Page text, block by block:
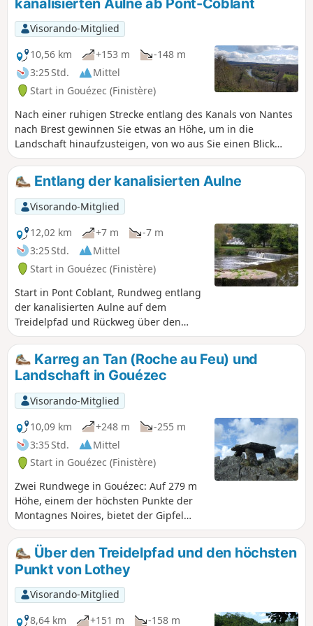
kanalisierten Aulne ab Pont-Coblant
Visorando-Mitglied
10,56 km
+153 m
-148 m
3:25 Std.
Mittel
Start in Gouézec (Finistère)
Nach einer ruhigen Strecke entlang des Kanals von Nantes
nach Brest gewinnen Sie etwas an Höhe, um in die
Landschaft hinaufzusteigen, von wo aus Sie einen Blick
hinunter auf die Aulne, die Montagnes Noires und die
Monts d'Arrée haben.Sie erreichen Ihren Ausgangspunkt
wieder, nachdem Sie über kleine Landstraßen und
Hohlwege gewandert sind. Pont-Coblant liegt etwa 5 km von
Pleyben entfernt an der D785 in Richtung Briec.
Entlang der kanalisierten Aulne
Visorando-Mitglied
12,02 km
+7 m
-7 m
3:25 Std.
Mittel
Start in Gouézec (Finistère)
Start in Pont Coblant, Rundweg entlang
der kanalisierten Aulne auf dem
Treidelpfad und Rückweg über den
Gegen-Treidelpfad. Beste Zeit: ab
Frühlingsanfang.
Karreg an Tan (Roche au Feu) und
Landschaft in Gouézec
Visorando-Mitglied
10,09 km
+248 m
-255 m
3:35 Std.
Mittel
Start in Gouézec (Finistère)
Zwei Rundwege in Gouézec: Auf 279 m
Höhe, einem der höchsten Punkte der
Montagnes Noires, bietet der Gipfel
Karreg an Tan einen wunderschönen
360°-Panoramablick auf das Tal der
Aulne, die Monts d'Arrée und die Bucht
von Douarnenez.Sein Name leitet sich
davon ab, dass während der
normannischen Invasionen im 9.
Jahrhundert ein Wächter dort ein Feuer
Über den Treidelpfad und den höchsten
Punkt von Lothey
Visorando-Mitglied
8,64 km
+151 m
-158 m